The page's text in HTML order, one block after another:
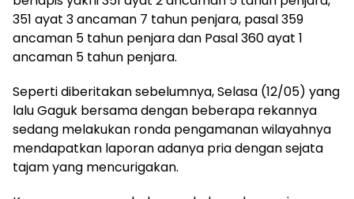
351 ayat 3 ancaman 7 tahun penjara, pasal 359
ancaman 5 tahun penjara dan Pasal 360 ayat 1
ancaman 5 tahun penjara.
Seperti diberitakan sebelumnya, Selasa (12/05) yang
lalu Gaguk bersama dengan beberapa rekannya
sedang melakukan ronda pengamanan wilayahnya
mendapatkan laporan adanya pria dengan sejata
tajam yang mencurigakan.